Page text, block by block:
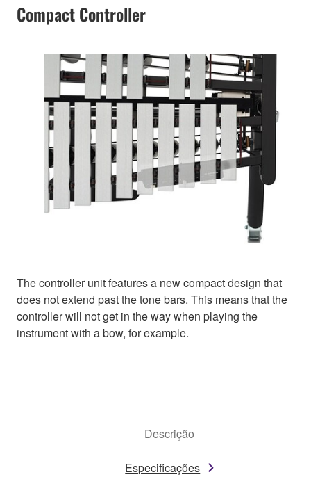
Compact Controller
The controller unit features a new compact design that
does not extend past the tone bars. This means that the
controller will not get in the way when playing the
instrument with a bow, for example.
Descrição
Especificações